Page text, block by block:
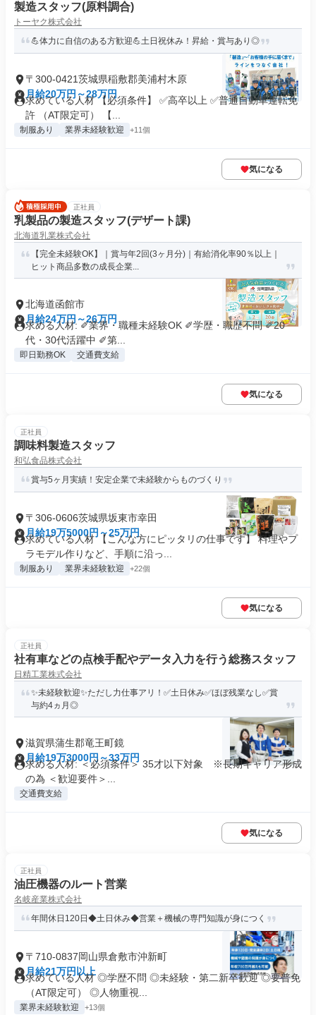
製造スタッフ(原料調合)
トーヤク株式会社
💪体力に自信のある方歓迎💪土日祝休み！昇給・賞与あり◎
〒300-0421茨城県稲敷郡美浦村木原
月給20万円～28万円
求めている人材 【必須条件】 ✅高卒以上 ✅普通自動車運転免
許 （AT限定可） 【...
制服あり 業界未経験歓迎 +11個
気になる
正社員
乳製品の製造スタッフ(デザート課)
北海道乳業株式会社
【完全未経験OK】｜賞与年2回(3ヶ月分)｜有給消化率90％以上｜
ヒット商品多数の成長企業...
北海道函館市
月給24万円～26万円
求める人材: ✐業界・職種未経験OK ✐学歴・職歴不問 ✐20
代・30代活躍中 ✐第...
即日勤務OK 交通費支給
気になる
正社員
調味料製造スタッフ
和弘食品株式会社
賞与5ヶ月実績！安定企業で未経験からものづくり
〒306-0606茨城県坂東市幸田
月給19万5000円～25万円
求めている人材 【こんな方にピッタリの仕事です】 料理やプ
ラモデル作りなど、手順に沿っ...
制服あり 業界未経験歓迎 +22個
気になる
正社員
社有車などの点検手配やデータ入力を行う総務スタッフ
日精工業株式会社
✨未経験歓迎✨ただし力仕事アリ！✅土日休み✅ほぼ残業なし✅賞
与約4ヵ月◎
滋賀県蒲生郡竜王町鏡
月給19万3000円～33万円
求める人材: ＜必須条件＞ 35才以下対象 ※長期キャリア形成
の為 ＜歓迎要件＞...
交通費支給
気になる
正社員
油圧機器のルート営業
名岐産業株式会社
年間休日120日◆土日休み◆営業＋機械の専門知識が身につく
〒710-0837岡山県倉敷市沖新町
月給21万円以上
求めている人材 ◎学歴不問 ◎未経験・第二新卒歓迎 ◎要普免
（AT限定可） ◎人物重視...
業界未経験歓迎 +13個